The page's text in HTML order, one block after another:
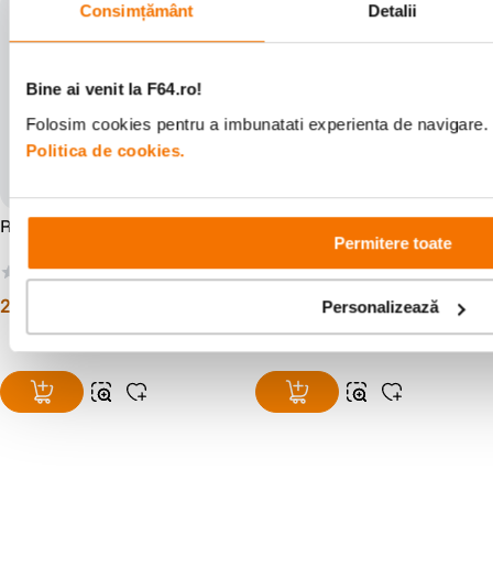
Consimțământ Detalii
Bine ai venit la F64.ro!
Folosim cookies pentru a imbunatati experienta de
Politica de cookies.
Permitere toate
Personalizează
Rode Cablu XLR 6m Negru
(0)
259
3.5mm - XLR Tata Mono
(4)